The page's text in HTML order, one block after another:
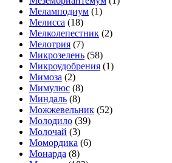
Меламподиум (1)
Мелисса (18)
Мелколепестник (2)
Мелотрия (7)
Микрозелень (58)
Микроудобрения (1)
Мимоза (2)
Мимулюс (8)
Миндаль (8)
Можжевельник (52)
Молодило (39)
Молочай (3)
Момордика (6)
Монарда (8)